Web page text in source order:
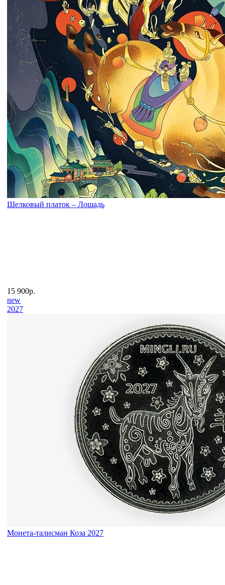
Шелковый платок – Лошадь
15 900р.
new
2027
Монета-талисман Коза 2027